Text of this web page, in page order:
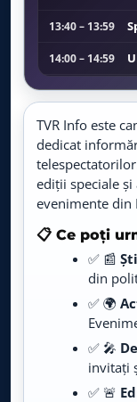
13:40 – 13:59
14:00 – 14:59
15:00 – 15:59
16:00 – 16:59
17:00 – 17:59
18:00 – 18:59
20:00 – 20:29
20:30 – 20:59
21:00 – 21:59
22:00 – 22:29
TVR Info este
dedicat
ediții speciale
evenimente din
📋 Ce poți
✅ 📰
din
✅ 🌍
✅ 🎤
invitați
✅ 🚨